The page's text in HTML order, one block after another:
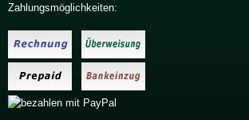
Zahlungsmöglichkeiten: